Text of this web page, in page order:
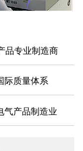
品专业制造商
际质量体系
气产品制造业